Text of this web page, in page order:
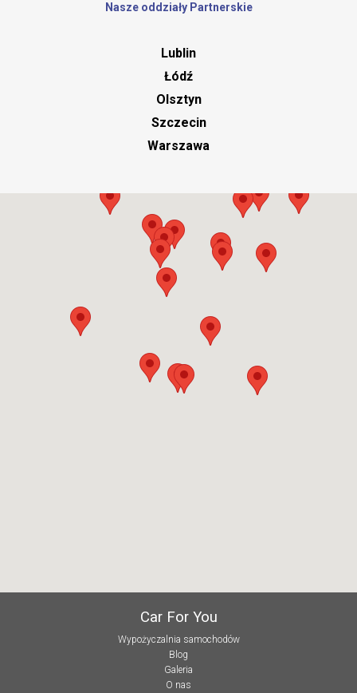
Nasze oddziały Partnerskie
Lublin
Łódź
Olsztyn
Szczecin
Warszawa
Car For You
Wypożyczalnia samochodów
Blog
Galeria
O nas